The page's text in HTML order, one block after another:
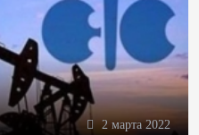
2 марта 2022